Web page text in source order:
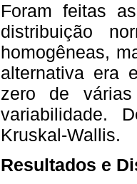
Foram feitas
distribuição
homogêneas,
alternativa era
zero de
variabilidade.
Kruskal-Wallis.
Resultados e